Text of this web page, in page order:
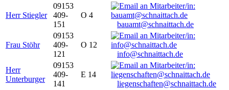
Herr Stiegler
09153
409-
151
O 4
bauamt@schnaittach.de
Frau Stöhr
09153
409-
121
O 12
info@schnaittach.de
Herr
Unterburger
09153
409-
141
E 14
liegenschaften@schnaittach.de